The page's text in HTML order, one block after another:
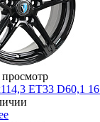
ET33 D60,1